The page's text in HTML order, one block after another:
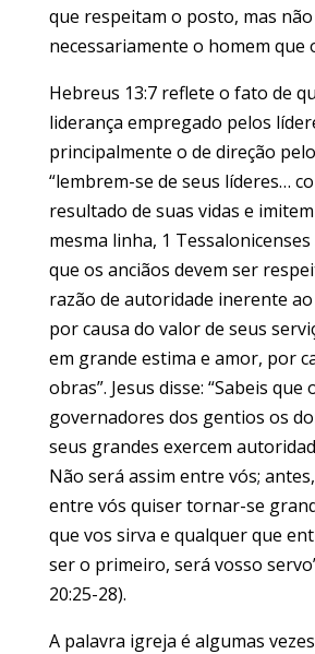
que respeitam o posto, mas não
necessariamente o homem que
Hebreus 13:7 reflete o fato de
liderança empregado pelos
principalmente o de direção
“lembrem-se de seus líderes…
resultado de suas vidas e
mesma linha, 1
que os anciãos devem ser
razão de autoridade inerente
por causa do valor de seus
em grande estima e amor, por
obras”. Jesus disse: “Sabeis que
governadores dos gentios os
seus grandes exercem
Não será assim entre vós;
entre vós quiser tornar-se
que vos sirva e qualquer que
ser o primeiro, será vosso
20:25-28).
A palavra igreja é algumas